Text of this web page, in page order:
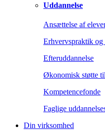
Uddannelse
Ansættelse af
Erhvervspraktik og
Efteruddannelse
Økonomisk støtte
Kompetencefonde
Faglige
Din virksomhed